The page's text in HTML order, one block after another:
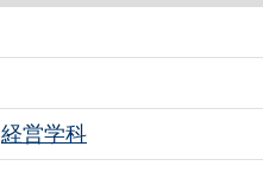
経営学科